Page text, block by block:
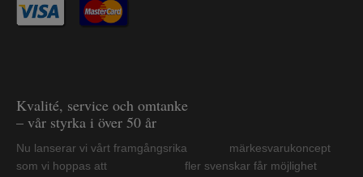
Kvalité, service och omtanke
– vår styrka i över 50 år
Nu lanserar vi vårt framgångsrika märkesvarukoncept
som vi hoppas att fler svenskar får möjlighet